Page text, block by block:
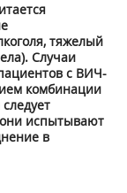
тяжелый
Случаи
с ВИЧ-
комбинации
они испытывают
в